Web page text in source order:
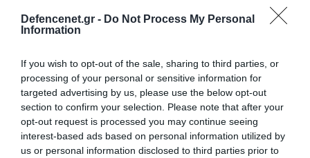
Defencenet.gr - Do Not Process My Personal
Information
If you wish to opt-out of the sale, sharing to third parties, or
processing of your personal or sensitive information for
targeted advertising by us, please use the below opt-out
section to confirm your selection. Please note that after your
opt-out request is processed you may continue seeing
interest-based ads based on personal information utilized by
us or personal information disclosed to third parties prior to
πάνω από 400.000
Οι ρωσικές δυνάμεις απέχουν
μόλις 5 χλμ. από Σλαβιάνσκ και
Κραματόρσκ στο Ντονέτσκ
07.08.2026